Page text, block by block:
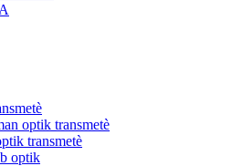
optik transmetè
transmetè
optik